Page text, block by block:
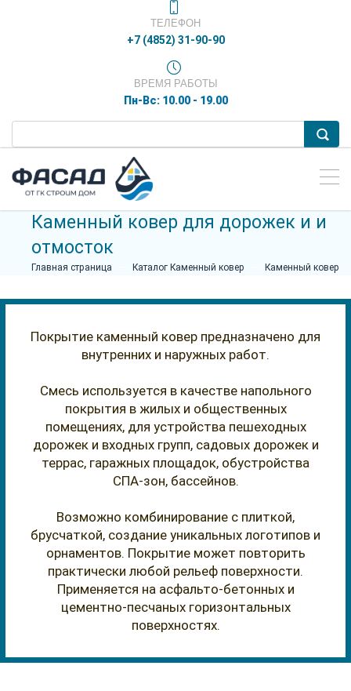
ТЕЛЕФОН
+7 (4852) 31-90-90
ВРЕМЯ РАБОТЫ
Пн-Вс: 10.00 - 19.00
Каменный ковер для дорожек и и
отмосток
Главная страница Каталог Каменный ковер Каменный ковер
Покрытие каменный ковер предназначено для
внутренних и наружных работ.
Смесь используется в качестве напольного
покрытия в жилых и общественных
помещениях, для устройства пешеходных
дорожек и входных групп, садовых дорожек и
террас, гаражных площадок, обустройства
СПА-зон, бассейнов.
Возможно комбинирование с плиткой,
брусчаткой, создание уникальных логотипов и
орнаментов. Покрытие может повторить
практически любой рельеф поверхности.
Применяется на асфальто-бетонных и
цементно-песчаных горизонтальных
поверхностях.